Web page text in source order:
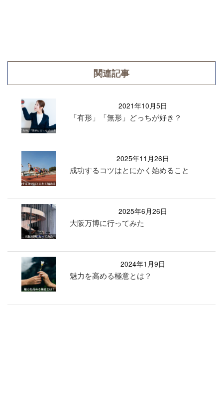
関連記事
2021年10月5日
「有形」「無形」どっちが好き？
2025年11月26日
成功するコツはとにかく始めること
2025年6月26日
大阪万博に行ってみた
2024年1月9日
魅力を高める極意とは？